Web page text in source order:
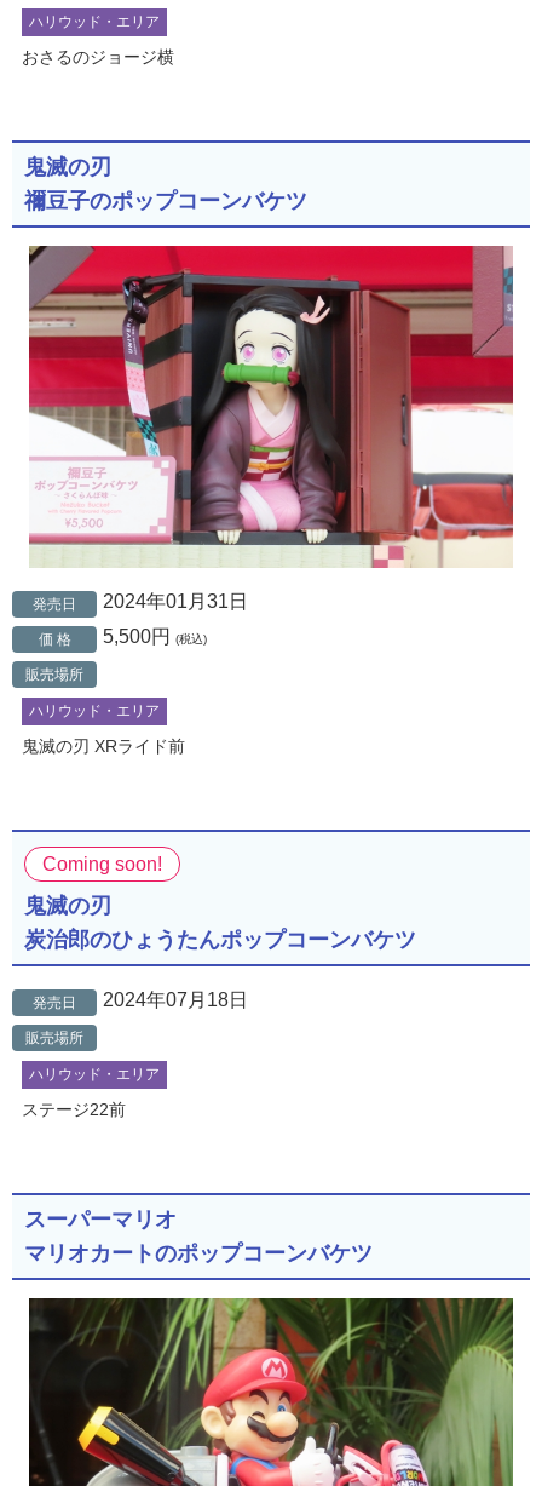
ハリウッド・エリア
おさるのジョージ横
鬼滅の刃
禰豆子のポップコーンバケツ
発売日 2024年01月31日
価 格 5,500円 (税込)
販売場所
ハリウッド・エリア
鬼滅の刃 XRライド前
Coming soon!
鬼滅の刃
炭治郎のひょうたんポップコーンバケツ
発売日 2024年07月18日
販売場所
ハリウッド・エリア
ステージ22前
スーパーマリオ
マリオカートのポップコーンバケツ